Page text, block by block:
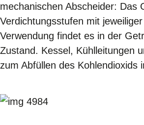
mechanischen Abscheider: Das
Verdichtungsstufen mit
Verwendung findet es in der
Zustand. Kessel, Kühlleitungen
zum Abfüllen des